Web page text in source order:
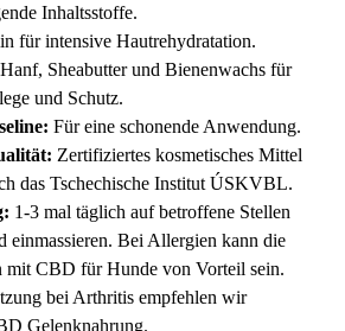
Inhaltsstoffe.
für intensive Hautrehydratation.
Hanf, Sheabutter und Bienenwachs für
und Schutz.
Für eine schonende Anwendung.
Zertifiziertes kosmetisches Mittel
das Tschechische Institut ÚSKVBL.
1-3 mal täglich auf betroffene Stellen
einmassieren. Bei Allergien kann die
mit CBD für Hunde von Vorteil sein.
bei Arthritis empfehlen wir
Gelenknahrung.